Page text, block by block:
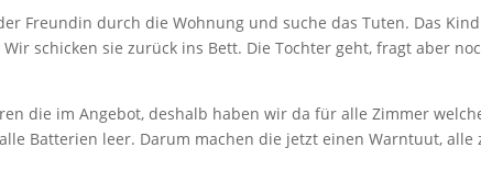
Freundin durch die Wohnung und suche das Tuten. Das
schicken sie zurück ins Bett. Die Tochter geht, fragt aber
die im Angebot, deshalb haben wir da für alle Zimmer
Batterien leer. Darum machen die jetzt einen Warntuut,